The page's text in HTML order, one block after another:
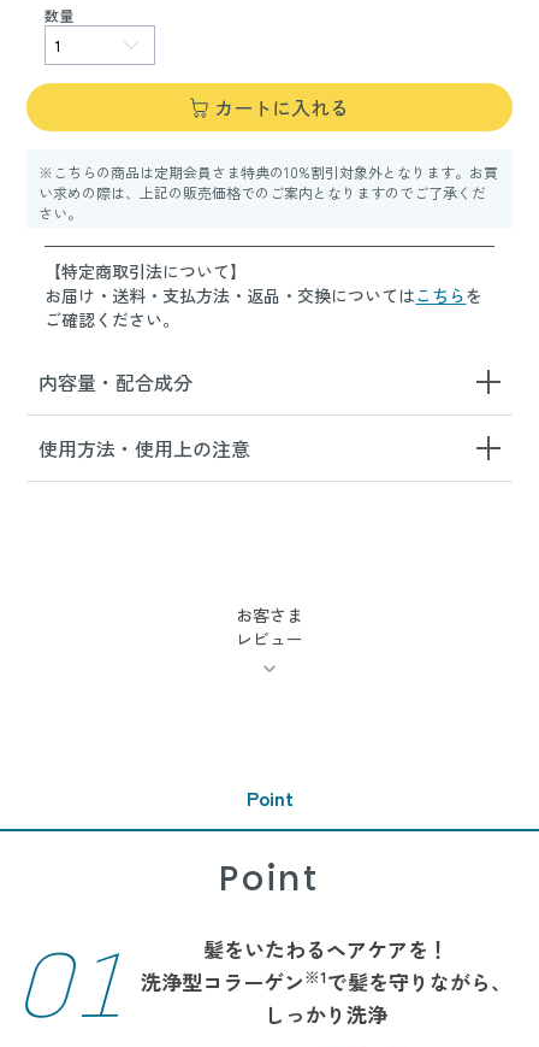
数量
カートに入れる
※こちらの商品は定期会員さま特典の10%割引対象外となります。お買
い求めの際は、上記の販売価格でのご案内となりますのでご了承くだ
さい。
【特定商取引法について】
お届け・送料・支払方法・返品・交換についてはこちらを
ご確認ください。
内容量・配合成分
使用方法・使用上の注意
お客さま
レビュー
Point
Point
01
髪をいたわるヘアケアを！
洗浄型コラーゲン※1で髪を守りながら、
しっかり洗浄